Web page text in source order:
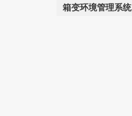
箱变环境管理系统